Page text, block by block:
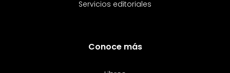
Servicios editoriales
Conoce más